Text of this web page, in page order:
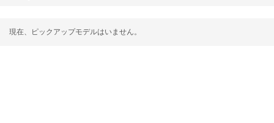
現在、ピックアップモデルはいません。